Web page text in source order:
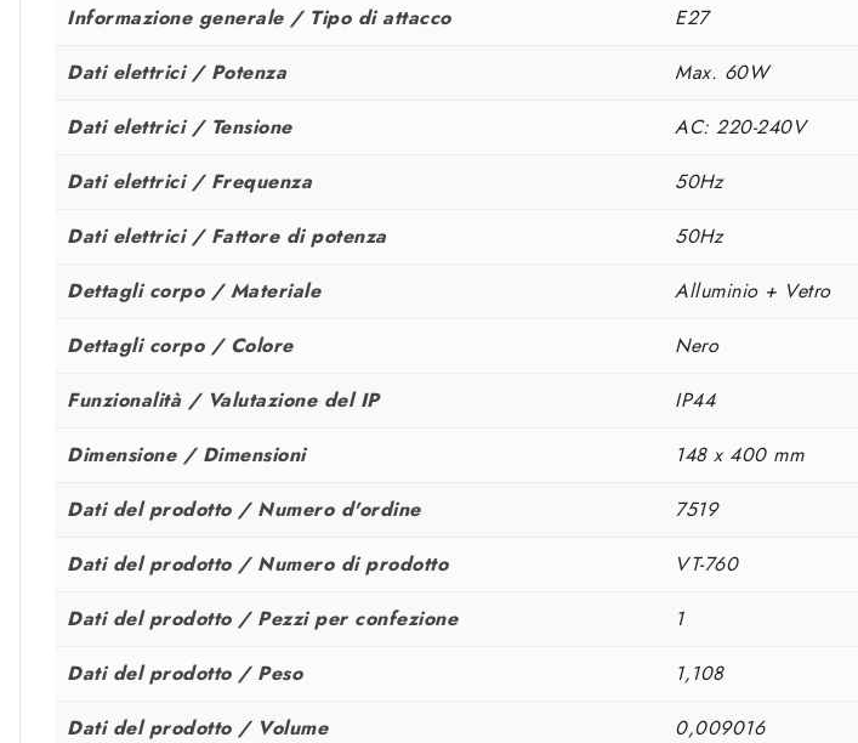
Informazione generale / Tipo di attacco
E27
Dati elettrici / Potenza
Max. 60W
Dati elettrici / Tensione
AC: 220-240V
Dati elettrici / Frequenza
50Hz
Dati elettrici / Fattore di potenza
50Hz
Dettagli corpo / Materiale
Alluminio + Vetro
Dettagli corpo / Colore
Nero
Funzionalità / Valutazione del IP
IP44
Dimensione / Dimensioni
148 x 400 mm
Dati del prodotto / Numero d'ordine
7519
Dati del prodotto / Numero di prodotto
VT-760
Dati del prodotto / Pezzi per confezione
1
Dati del prodotto / Peso
1,108
Dati del prodotto / Volume
0,009016